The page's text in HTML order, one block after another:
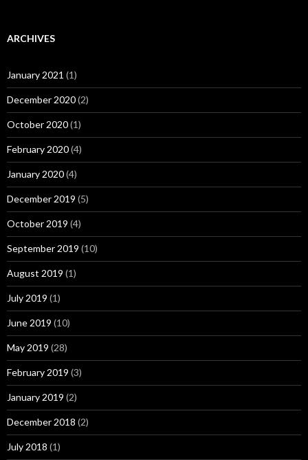
ARCHIVES
January 2021 (1)
December 2020(2)
October 2020(1)
February 2020(4)
January 2020(4)
December 2019 (5)
October 2019 (4)
September 2019 (10)
August 2019 (1)
July 2019 (1)
June 2019 (10)
May 2019 (28)
February 2019 (3)
January 2019 (2)
December 2018 (2)
July 2018 (1)